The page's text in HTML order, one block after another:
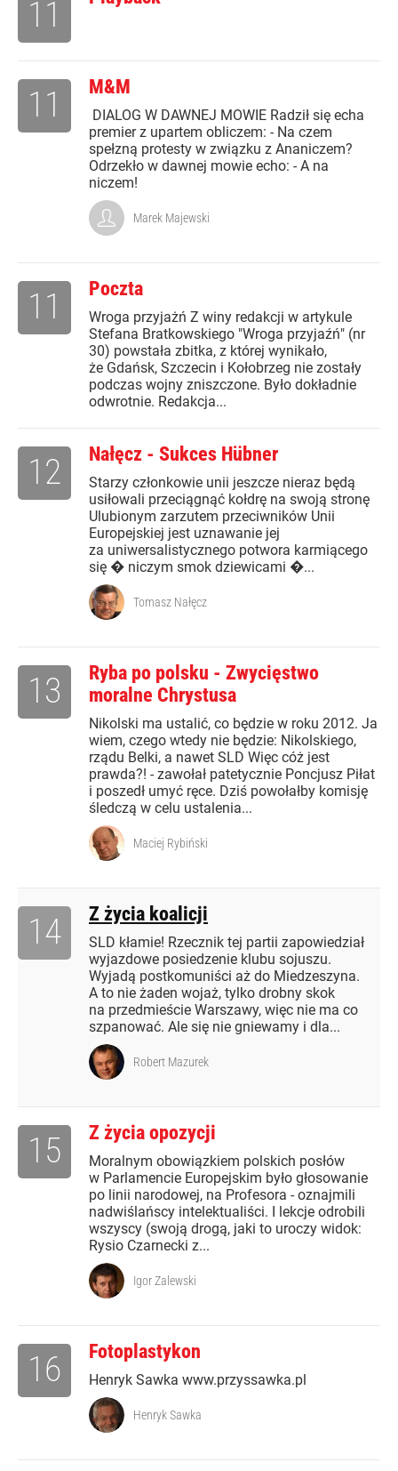
11
M&M
DIALOG W DAWNEJ MOWIE Radził się echa
premier z upartem obliczem: - Na czem
spełzną protesty w związku z Ananiczem?
Odrzekło w dawnej mowie echo: - A na
niczem!
11
Marek Majewski
Poczta
Wroga przyjażń Z winy redakcji w artykule
Stefana Bratkowskiego "Wroga przyjaźń" (nr
30) powstała zbitka, z której wynikało,
że Gdańsk, Szczecin i Kołobrzeg nie zostały
podczas wojny zniszczone. Było dokładnie
odwrotnie. Redakcja...
11
Nałęcz - Sukces Hübner
Starzy członkowie unii jeszcze nieraz będą
usiłowali przeciągnąć kołdrę na swoją stronę
Ulubionym zarzutem przeciwników Unii
Europejskiej jest uznawanie jej
za uniwersalistycznego potwora karmiącego
się � niczym smok dziewicami �...
12
Tomasz Nałęcz
Ryba po polsku - Zwycięstwo
moralne Chrystusa
Nikolski ma ustalić, co będzie w roku 2012. Ja
wiem, czego wtedy nie będzie: Nikolskiego,
rządu Belki, a nawet SLD Więc cóż jest
prawda?! - zawołał patetycznie Poncjusz Piłat
i poszedł umyć ręce. Dziś powołałby komisję
śledczą w celu ustalenia...
13
Maciej Rybiński
Z życia koalicji
SLD kłamie! Rzecznik tej partii zapowiedział
wyjazdowe posiedzenie klubu sojuszu.
Wyjadą postkomuniści aż do Miedzeszyna.
A to nie żaden wojaż, tylko drobny skok
na przedmieście Warszawy, więc nie ma co
szpanować. Ale się nie gniewamy i dla...
14
Robert Mazurek
Z życia opozycji
Moralnym obowiązkiem polskich posłów
w Parlamencie Europejskim było głosowanie
po linii narodowej, na Profesora - oznajmili
nadwiślańscy intelektualiści. I lekcje odrobili
wszyscy (swoją drogą, jaki to uroczy widok:
Rysio Czarnecki z...
15
Igor Zalewski
Fotoplastykon
Henryk Sawka www.przyssawka.pl
16
Henryk Sawka